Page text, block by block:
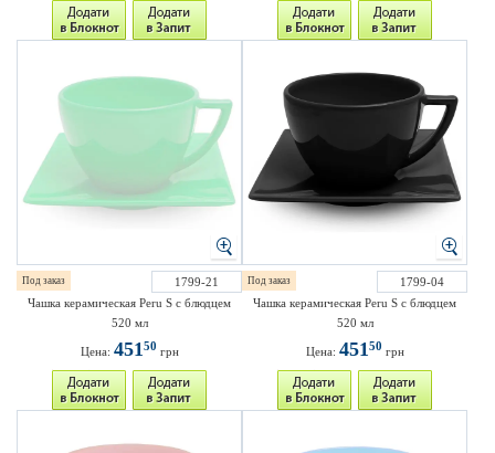
Под заказ
1799-21
Чашка керамическая Peru S с блюдцем
520 мл
Цена: 45150 грн
Под заказ
1799-04
Чашка керамическая Peru S с блюдцем
520 мл
Цена: 45150 грн